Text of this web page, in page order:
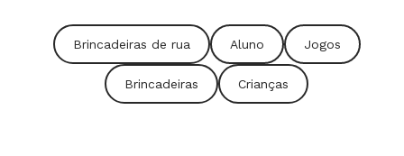
LABIRINTO
Equilíbrio, corrida e
giros aparecem neste pega-pega, em que
só vale fugir pelas linhas
Brincadeiras de rua Aluno Jogos
Brincadeiras Crianças